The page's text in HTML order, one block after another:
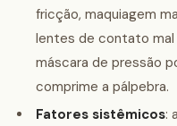
fricção, maquiagem
lentes de contato mal
máscara de pressão
comprime a pálpebra.
Fatores sistêmicos: